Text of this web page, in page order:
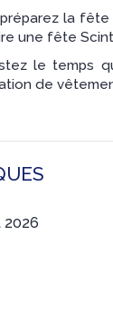
préparez la
une fête
le temps
de